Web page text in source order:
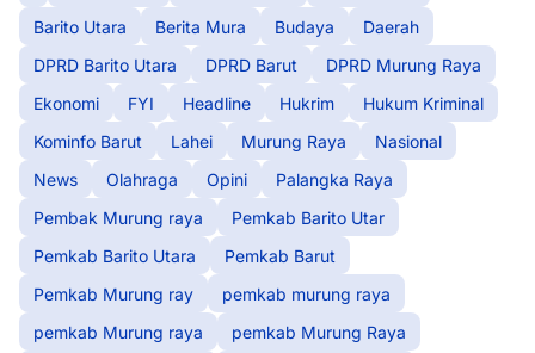
Barito Utara
Berita Mura Budaya
Daerah
DPRD Barito Utara
DPRD Barut
DPRD Murung Raya
Ekonomi
FYI Headline Hukrim
Hukum Kriminal
Kominfo Barut
Lahei Murung Raya
Nasional
News
Olahraga Opini
Palangka Raya
Pembak Murung raya
Pemkab Barito Utar
Pemkab Barito Utara
Pemkab Barut
Pemkab Murung ray
pemkab murung raya
pemkab Murung raya
pemkab Murung Raya